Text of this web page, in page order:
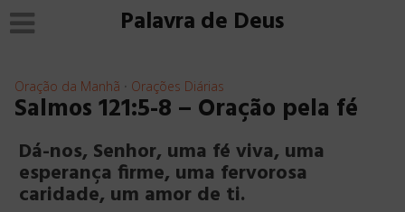
Palavra de Deus
Oração da Manhã • Orações Diárias
Salmos 121:5-8 – Oração pela fé
Dá-nos, Senhor, uma fé viva, uma
esperança firme, uma fervorosa
caridade, um amor de ti.